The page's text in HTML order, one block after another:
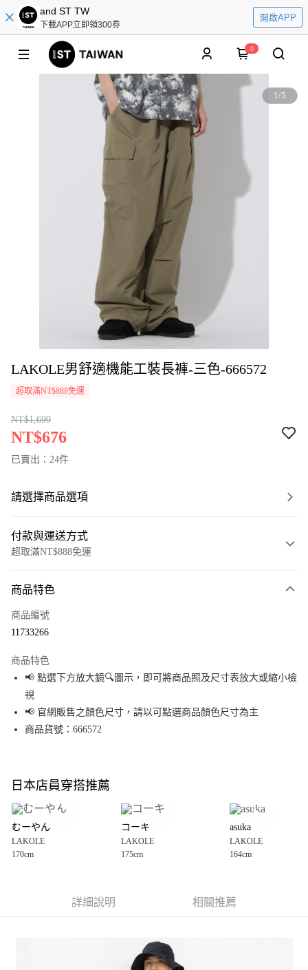
and ST TW
下載APP立即領300券
開啟APP
0
1/5
LAKOLE男舒適機能工裝長褲-三色-666572
超取滿NT$888免運
NT$1,690
NT$676
已賣出：24件
請選擇商品選項
付款與運送方式
超取滿NT$888免運
信用卡一次付款
Apple Pay
街口支付
悠遊付
全盈+PAY
大哥付你分期
【大哥付你分期使用說明】
1.本服務由台灣大哥大提供，台灣大哥大用戶可立即使用無須另外申請。
2.付款方式選擇「大哥付你分期」，訂單成立後會自動跳轉到大哥付的交易
3.實際核准額度、可分期數及費用金額請依後續交易確認頁面所載為準。
4.訂單成立30分鐘內，如未前往確認交易或遇審核未通過，訂單將自動取
1.分期款項不併入電信帳單，「大哥付你分期」於每月結算日後寄送繳費提
AFTEE先享後付
【「AFTEE先享後付」結帳流程】
商品特色
商品編號
11733266
商品特色
📢 點選下方放大鏡🔍圖示，即可將商品照及尺寸表放大或縮小檢
視
📢 官網販售之顏色尺寸，請以可點選商品顏色尺寸為主
商品貨號：666572
日本店員穿搭推薦
むーやん
LAKOLE
170cm
コーキ
LAKOLE
175cm
asuka
LAKOLE
164cm
詳細說明 相關推薦